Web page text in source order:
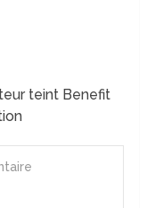
teint Benefit